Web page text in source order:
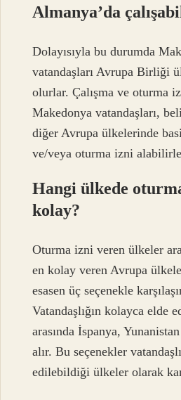
Almanya’da
Dolayısıyla bu durumda
vatandaşları Avrupa Birliği
olurlar. Çalışma ve oturma
Makedonya vatandaşları,
diğer Avrupa ülkelerinde
ve/veya oturma izni
Hangi ülkede
kolay?
Oturma izni veren ülkeler
en kolay veren Avrupa
esasen üç seçenekle
Vatandaşlığın kolayca elde
arasında İspanya,
alır. Bu seçenekler
edilebildiği ülkeler olarak